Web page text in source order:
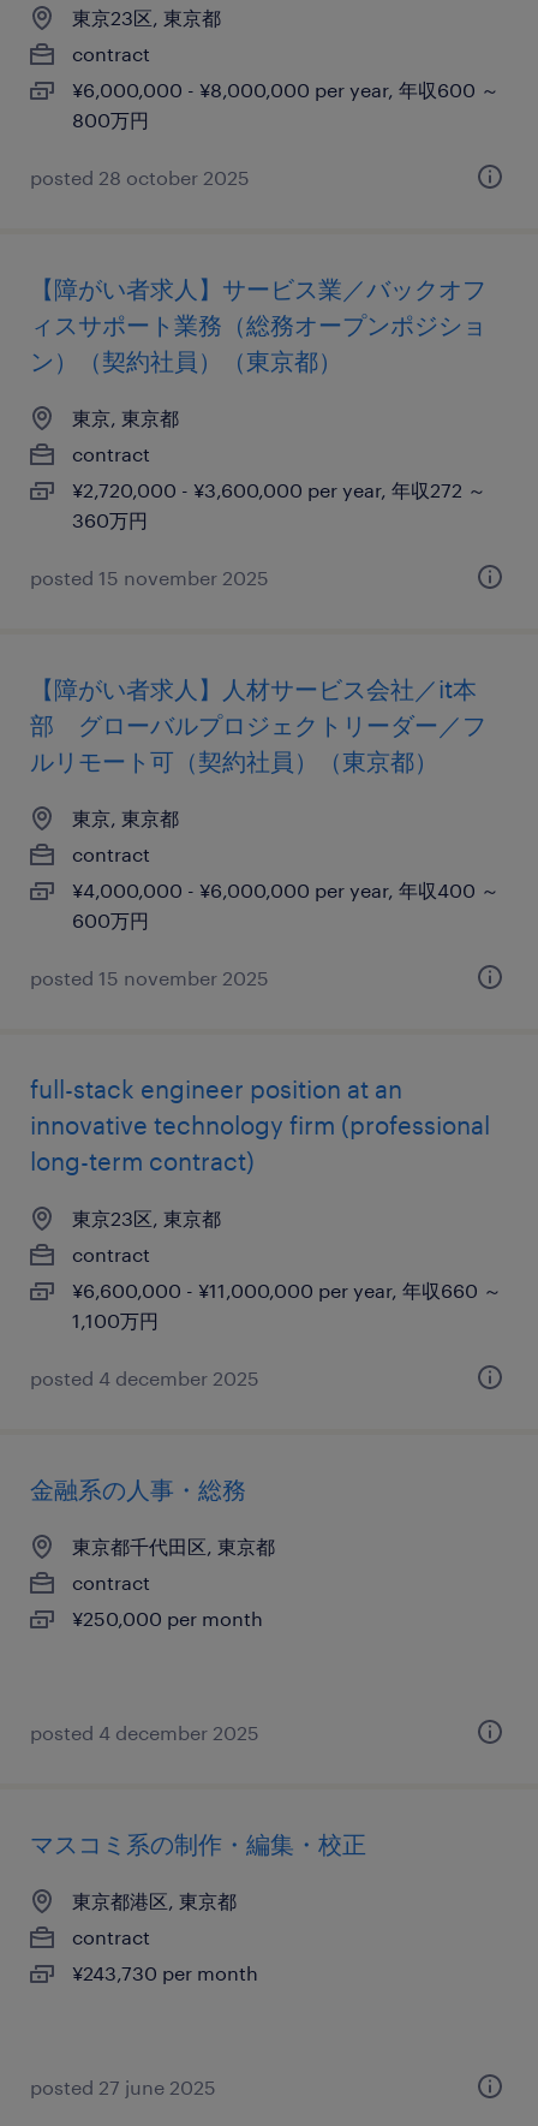
東京23区, 東京都
contract
¥6,000,000 - ¥8,000,000 per year, 年収600 ～
800万円
posted 28 october 2025
【障がい者求人】サービス業／バックオフ
ィスサポート業務（総務オープンポジショ
ン）（契約社員）（東京都）
東京, 東京都
contract
¥2,720,000 - ¥3,600,000 per year, 年収272 ～
360万円
posted 15 november 2025
【障がい者求人】人材サービス会社／it本
部 グローバルプロジェクトリーダー／フ
ルリモート可（契約社員）（東京都）
東京, 東京都
contract
¥4,000,000 - ¥6,000,000 per year, 年収400 ～
600万円
posted 15 november 2025
full-stack engineer position at an
innovative technology firm (professional
long-term contract)
東京23区, 東京都
contract
¥6,600,000 - ¥11,000,000 per year, 年収660 ～
1,100万円
posted 4 december 2025
金融系の人事・総務
東京都千代田区, 東京都
contract
¥250,000 per month
posted 4 december 2025
マスコミ系の制作・編集・校正
東京都港区, 東京都
contract
¥243,730 per month
posted 27 june 2025